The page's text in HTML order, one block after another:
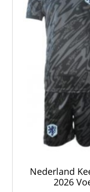
Nederland
2026